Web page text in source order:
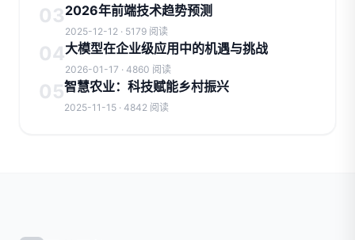
032026年前端技术趋势预测
2025-12-12 · 5179 阅读
04大模型在企业级应用中的机遇与挑战
2026-01-17 · 4860 阅读
05智慧农业：科技赋能乡村振兴
2025-11-15 · 4842 阅读